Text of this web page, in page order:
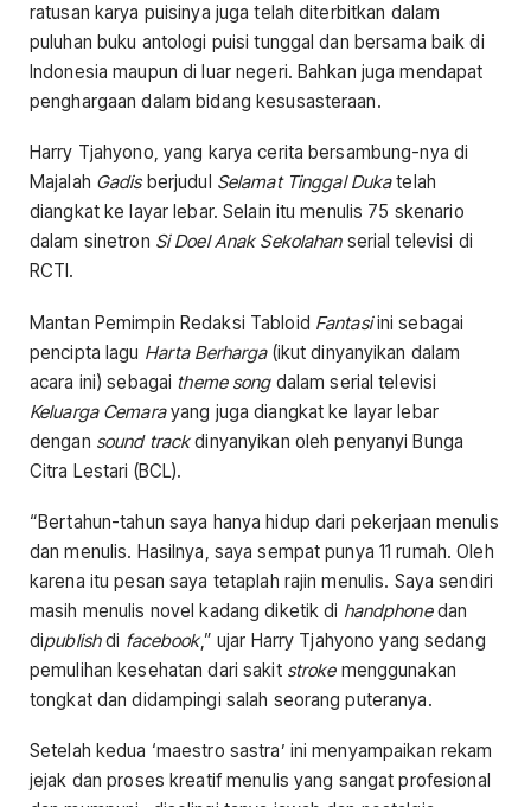
ratusan karya puisinya juga telah diterbitkan dalam
puluhan buku antologi puisi tunggal dan bersama baik di
Indonesia maupun di luar negeri. Bahkan juga mendapat
penghargaan dalam bidang kesusasteraan.
Harry Tjahyono, yang karya cerita bersambung-nya di
Majalah Gadisberjudul Selamat Tinggal Dukatelah
diangkat ke layar lebar. Selain itu menulis 75 skenario
dalam sinetron Si Doel Anak Sekolahanserial televisi di
RCTI.
Mantan Pemimpin Redaksi Tabloid Fantasiini sebagai
pencipta lagu Harta Berharga(ikut dinyanyikan dalam
acara ini) sebagai theme songdalam serial televisi
Keluarga Cemarayang juga diangkat ke layar lebar
dengan sound trackdinyanyikan oleh penyanyi Bunga
Citra Lestari (BCL).
“Bertahun-tahun saya hanya hidup dari pekerjaan menulis
dan menulis. Hasilnya, saya sempat punya 11 rumah. Oleh
karena itu pesan saya tetaplah rajin menulis. Saya sendiri
masih menulis novel kadang diketik di handphonedan
dipublishdi facebook,” ujar Harry Tjahyono yang sedang
pemulihan kesehatan dari sakit strokemenggunakan
tongkat dan didampingi salah seorang puteranya.
Setelah kedua ‘maestro sastra’ ini menyampaikan rekam
jejak dan proses kreatif menulis yang sangat profesional